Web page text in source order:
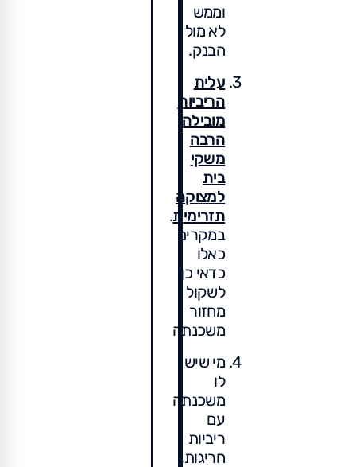
וממש
לא מול
הבנק.
עלית
הריביות
מובילה
הרבה
משקי
בית
למצוקה
תזרימית.
במקרים
כאלו
כדאי כן
לשקול
מחזור
משכנתה
מי שיש
לו
משכנתה
עם
ריביות
חריגות,